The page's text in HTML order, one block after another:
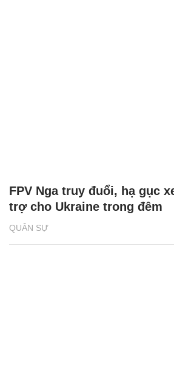
QUÂN SỰ
FPV Nga truy đuổi, hạ gục
trợ cho Ukraine trong đêm